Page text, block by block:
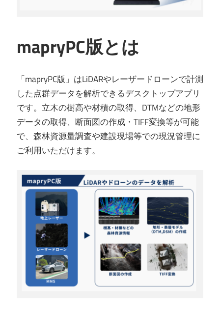
mapryPC版とは
「mapryPC版」はLiDARやレーザードローンで計測
した点群データを解析できるデスクトップアプリ
です。立木の樹高や材積の取得、DTMなどの地形
データの取得、断面図の作成・TIFF変換等が可能
で、森林資源量調査や建設現場等での現況管理に
ご利用いただけます。